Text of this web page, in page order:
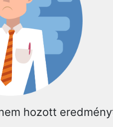
hozott